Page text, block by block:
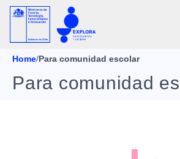
Home/Para comunidad escolar
Para comunidad